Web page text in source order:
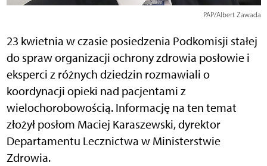
PAP/Albert Zawada
23 kwietnia w czasie posiedzenia Podkomisji stałej
do spraw organizacji ochrony zdrowia posłowie i
eksperci z różnych dziedzin rozmawiali o
koordynacji opieki nad pacjentami z
wielochorobowością. Informację na ten temat
złożył posłom Maciej Karaszewski, dyrektor
Departamentu Lecznictwa w Ministerstwie
Zdrowia.